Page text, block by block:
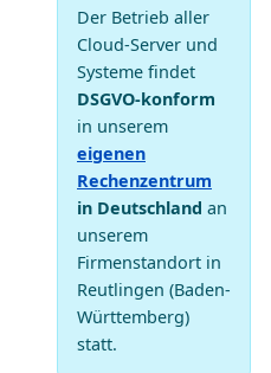
Der Betrieb aller
Cloud-Server und
Systeme findet
DSGVO-konform
in unserem
eigenen
Rechenzentrum
in Deutschland an
unserem
Firmenstandort in
Reutlingen (Baden-
Württemberg)
statt.